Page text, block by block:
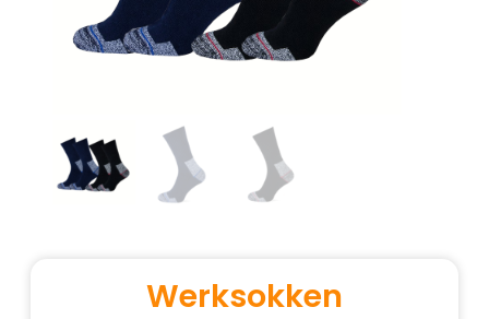
Werksokken